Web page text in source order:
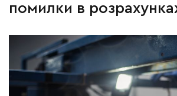
помилки в